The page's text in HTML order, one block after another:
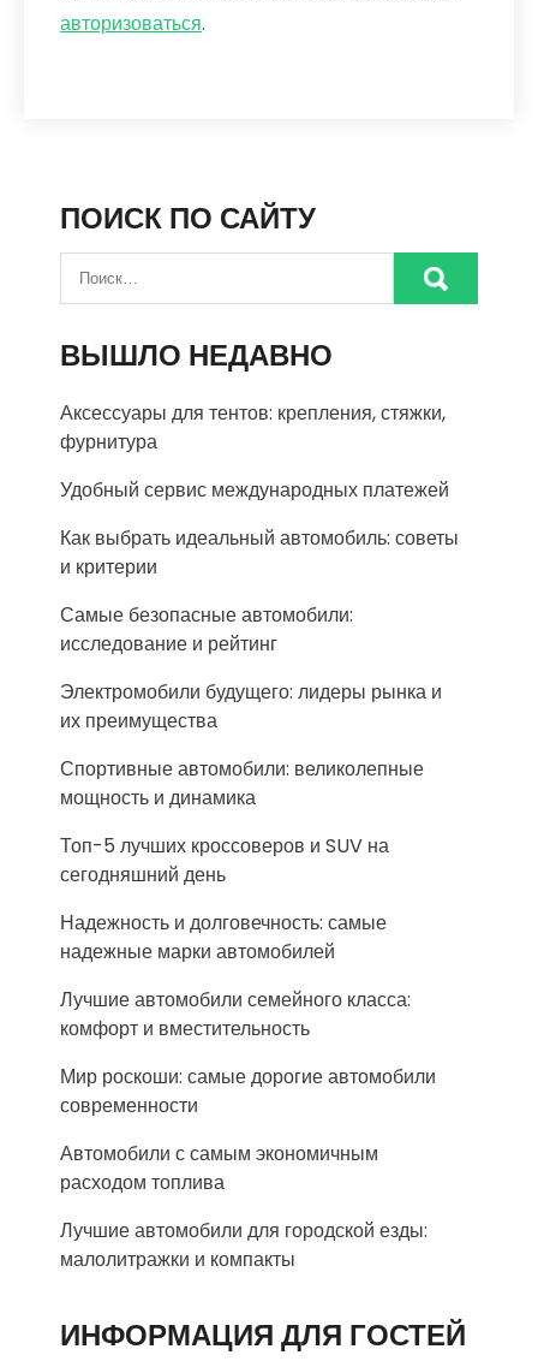
авторизоваться.
ПОИСК ПО САЙТУ
ВЫШЛО НЕДАВНО
Аксессуары для тентов: крепления, стяжки,
фурнитура
Удобный сервис международных платежей
Как выбрать идеальный автомобиль: советы
и критерии
Самые безопасные автомобили:
исследование и рейтинг
Электромобили будущего: лидеры рынка и
их преимущества
Спортивные автомобили: великолепные
мощность и динамика
Топ-5 лучших кроссоверов и SUV на
сегодняшний день
Надежность и долговечность: самые
надежные марки автомобилей
Лучшие автомобили семейного класса:
комфорт и вместительность
Мир роскоши: самые дорогие автомобили
современности
Автомобили с самым экономичным
расходом топлива
Лучшие автомобили для городской езды:
малолитражки и компакты
ИНФОРМАЦИЯ ДЛЯ ГОСТЕЙ